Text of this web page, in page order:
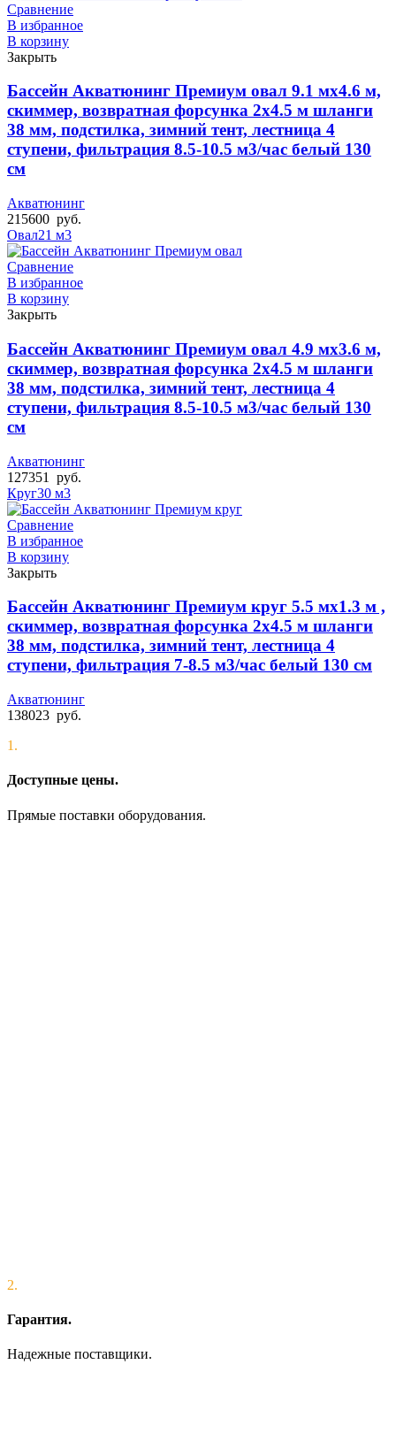
Сравнение
В избранное
В корзину
Закрыть
Бассейн Акватюнинг Премиум овал 9.1 мх4.6 м,
скиммер, возвратная форсунка 2х4.5 м шланги
38 мм, подстилка, зимний тент, лестница 4
ступени, фильтрация 8.5-10.5 м3/час белый 130
см
Акватюнинг
215600 руб.
Овал21 м3
Сравнение
В избранное
В корзину
Закрыть
Бассейн Акватюнинг Премиум овал 4.9 мх3.6 м,
скиммер, возвратная форсунка 2х4.5 м шланги
38 мм, подстилка, зимний тент, лестница 4
ступени, фильтрация 8.5-10.5 м3/час белый 130
см
Акватюнинг
127351
руб.
Круг30 м3
Сравнение
В избранное
В корзину
Закрыть
Бассейн Акватюнинг Премиум круг 5.5 мх1.3 м ,
скиммер, возвратная форсунка 2х4.5 м шланги
38 мм, подстилка, зимний тент, лестница 4
ступени, фильтрация 7-8.5 м3/час белый 130 см
Акватюнинг
138023 руб.
1.
Доступные цены.
Прямые поставки оборудования.
2.
Гарантия.
Надежные поставщики.